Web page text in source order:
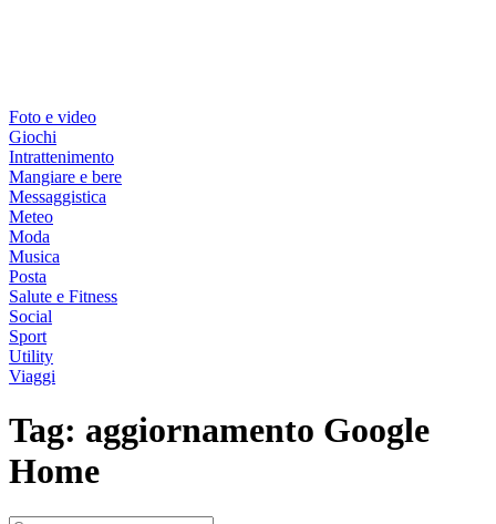
Foto e video
Giochi
Intrattenimento
Mangiare e bere
Messaggistica
Meteo
Moda
Musica
Posta
Salute e Fitness
Social
Sport
Utility
Viaggi
Tag: aggiornamento Google
Home